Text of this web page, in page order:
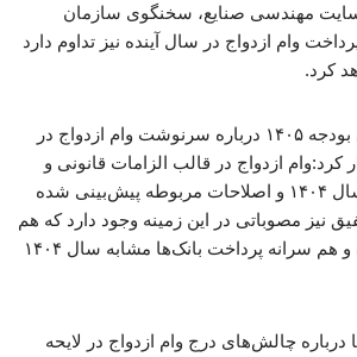
مهندسی صنایع، سخنگوی سازمان
وام ازدواج در سال آینده نیز تداوم دارد
کرد.
مژگان خانلو سخنگوی بودجه ۱۴۰۵ درباره سرنوشت وام ازدواج در
کرد:وام ازدواج در قالب الزامات قانونی و
مطابق قانون بودجه سال ۱۴۰۴ و اصلاحات مربوطه پیش‌بینی شده
نیز مصوباتی در این زمینه وجود دارد که هم
بار مالی آن دیده شده و هم سرانه پرداخت بانک‌ها مشابه سال ۱۴۰۴
چالش‌های درج وام ازدواج در لایحه